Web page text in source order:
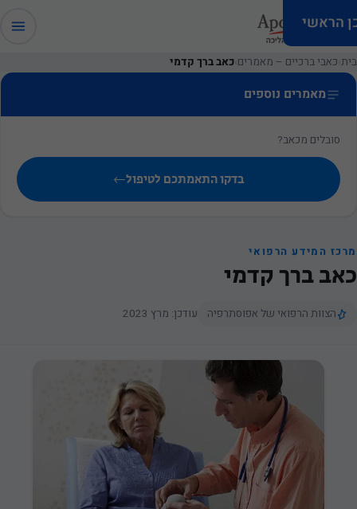
הראשי
בית כאבי ברכיים – מאמרים כאב ברך קדמי
מאמרים נוספים
סובלים מכאב?
בדקו התאמתכם לטיפול←
מרכז המידע הרפואי
כאב ברך קדמי
הצוות הרפואי של אפוסתרפיה עודכן: מרץ 2023